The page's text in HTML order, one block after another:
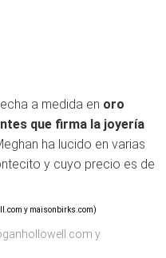
a medida en oro
que firma la joyería
ha lucido en varias
y cuyo precio es de
y